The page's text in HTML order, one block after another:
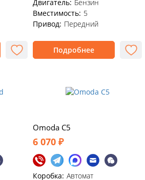
Двигатель: Бензин
Вместимость: 5
Привод: Передний
Подробнее
Omoda C5
6 070 ₽
Коробка: Автомат